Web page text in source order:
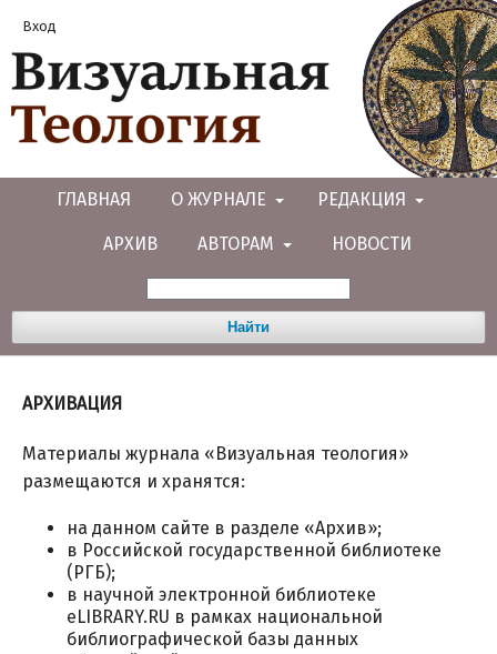
ГЛАВНАЯ О ЖУРНАЛЕ РЕДАКЦИЯ
АРХИВ АВТОРАМ НОВОСТИ
Найти
Вход
АРХИВАЦИЯ
Материалы журнала «Визуальная теология»
размещаются и хранятся:
на данном сайте в разделе «Архив»;
в Российской государственной библиотеке
(РГБ);
в научной электронной библиотеке
eLIBRARY.RU в рамках национальной
библиографической базы данных